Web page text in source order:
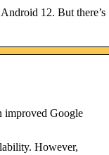
12. But there’s
improved Google
However,